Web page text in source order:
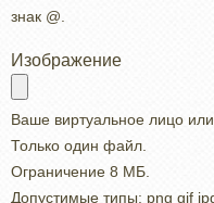
знак @.
Изображение
Ваше виртуальное лицо
Только один файл.
Ограничение 8 МБ.
Допустимые типы: png gif